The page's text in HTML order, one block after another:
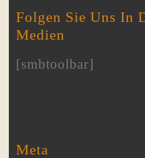
Folgen Sie Uns In
Medien
[smbtoolbar]
Meta